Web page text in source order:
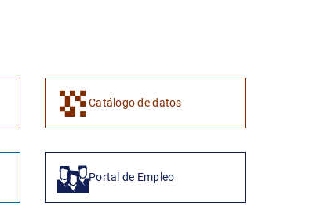
Catálogo de datos
Portal de Empleo